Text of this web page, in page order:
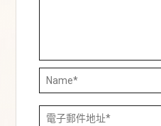
Name*
電